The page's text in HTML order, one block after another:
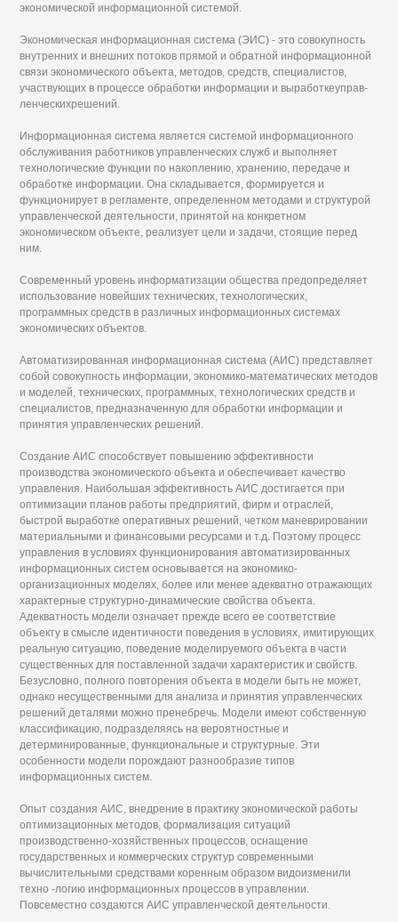
экономической информационной системой.
Экономическая информационная система (ЭИС) - это совокупность
внутренних и внешних потоков прямой и обратной информационной
связи экономического объекта, методов, средств, специалистов,
участвующих в процессе обработки информации и выработкеуправ-
ленческихрешений.
Информационная система является системой информационного
обслуживания работников управленческих служб и выполняет
технологические функции по накоплению, хранению, передаче и
обработке информации. Она складывается, формируется и
функционирует в регламенте, определенном методами и структурой
управленческой деятельности, принятой на конкретном
экономическом объекте, реализует цели и задачи, стоящие перед
ним.
Современный уровень информатизации общества предопределяет
использование новейших технических, технологических,
программных средств в различных информационных системах
экономических объектов.
Автоматизированная информационная система (АИС) представляет
собой совокупность информации, экономико-математических методов
и моделей, технических, программных, технологических средств и
специалистов, предназначенную для обработки информации и
принятия управленческих решений.
Создание АИС способствует повышению эффективности
производства экономического объекта и обеспечивает качество
управления. Наибольшая эффективность АИС достигается при
оптимизации планов работы предприятий, фирм и отраслей,
быстрой выработке оперативных решений, четком маневрировании
материальными и финансовыми ресурсами и т.д. Поэтому процесс
управления в условиях функционирования автоматизированных
информационных систем основывается на экономико-
организационных моделях, более или менее адекватно отражающих
характерные структурно-динамические свойства объекта.
Адекватность модели означает прежде всего ее соответствие
объекту в смысле идентичности поведения в условиях, имитирующих
реальную ситуацию, поведение моделируемого объекта в части
существенных для поставленной задачи характеристик и свойств.
Безусловно, полного повторения объекта в модели быть не может,
однако несущественными для анализа и принятия управленческих
решений деталями можно пренебречь. Модели имеют собственную
классификацию, подразделяясь на вероятностные и
детерминированные, функциональные и структурные. Эти
особенности модели порождают разнообразие типов
информационных систем.
Опыт создания АИС, внедрение в практику экономической работы
оптимизационных методов, формализация ситуаций
производственно-хозяйственных процессов, оснащение
государственных и коммерческих структур современными
вычислительными средствами коренным образом видоизменили
техно -логию информационных процессов в управлении.
Повсеместно создаются АИС управленческой деятельности.